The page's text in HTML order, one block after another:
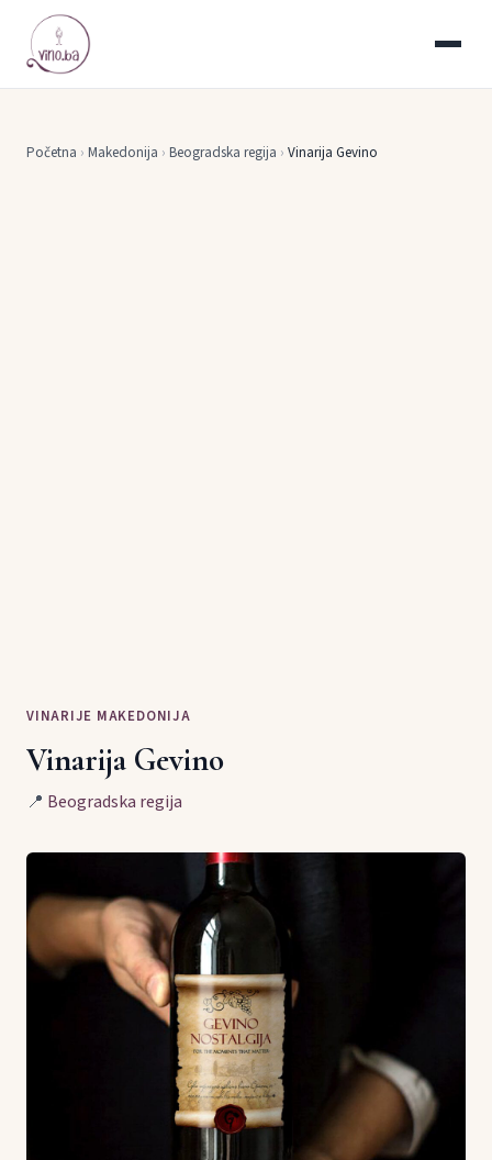
Početna › Makedonija › Beogradska regija › Vinarija Gevino
VINARIJE MAKEDONIJA
Vinarija Gevino
📍 Beogradska regija